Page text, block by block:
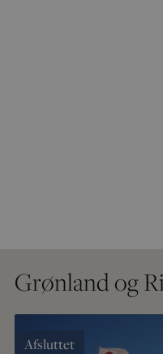
Grønland og
Afsluttet